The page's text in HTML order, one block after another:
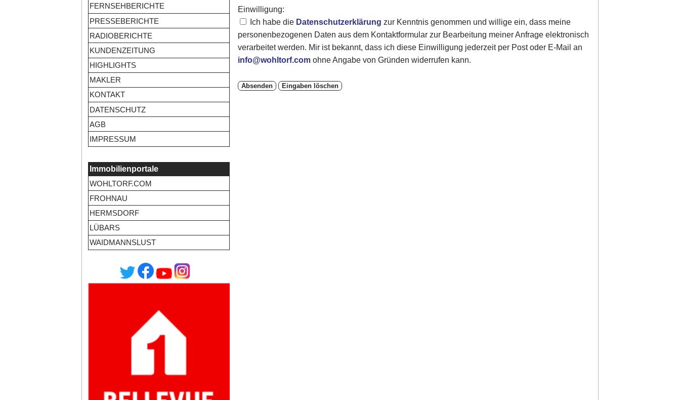
FERNSEHBERICHTE
PRESSEBERICHTE
RADIOBERICHTE
KUNDENZEITUNG
HIGHLIGHTS
MAKLER
KONTAKT
DATENSCHUTZ
AGB
IMPRESSUM
Immobilienportale
WOHLTORF.COM
FROHNAU
HERMSDORF
LÜBARS
WAIDMANNSLUST
Einwilligung:
Ich habe die Datenschutzerklärung zur Kenntnis genommen und willige ein, dass meine
personenbezogenen Daten aus dem Kontaktformular zur Bearbeitung meiner Anfrage elektronisch
verarbeitet werden. Mir ist bekannt, dass ich diese Einwilligung jederzeit per Post oder E-Mail an
info@wohltorf.comohne Angabe von Gründen widerrufen kann.
Absenden Eingaben löschen